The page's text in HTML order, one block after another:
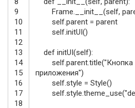
9
10
11
12
13
14
15
16
17
18
Frame. __init__ (self,
self.parent = parent
self.initUI()
def initUI(self):
self.parent.title("Кнопка
приложения")
self.style = Style()
self.style.theme_use(